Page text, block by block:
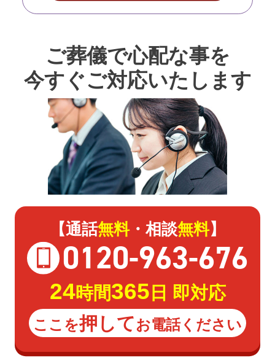
ご葬儀で心配な事を
今すぐご対応いたします
【通話無料・相談無料】
0120-963-676
24時間365 日 即対応
ここを押してお電話ください